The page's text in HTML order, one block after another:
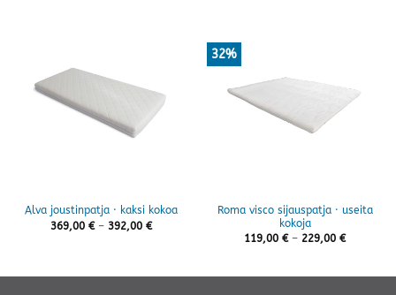
Alva joustinpatja · kaksi kokoa
369,00 € – 392,00 €Hintaluokka:
32%
Roma visco sijauspatja · useita
kokoja
119,00 € – 229,00 €